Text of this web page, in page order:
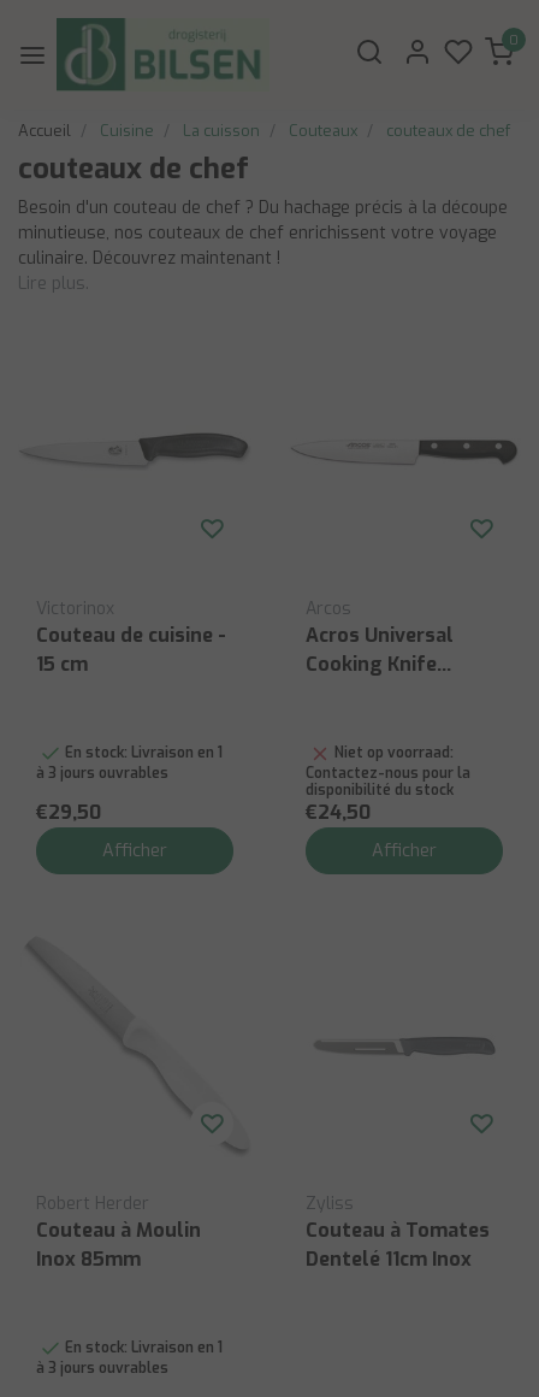
0
Accueil Cuisine La cuisson Couteaux couteaux de chef
couteaux de chef
Besoin d'un couteau de chef ? Du hachage précis à la découpe
minutieuse, nos couteaux de chef enrichissent votre voyage
culinaire. Découvrez maintenant !
Lire plus.
Victorinox
Couteau de cuisine -
15 cm
En stock: Livraison en 1
à 3 jours ouvrables
€29,50
Afficher
Arcos
Acros Universal
Cooking Knife
Niet op voorraad:
Contactez-nous pour la
disponibilité du stock
€24,50
Afficher
Robert Herder
Couteau à Moulin
Inox 85mm
En stock: Livraison en 1
à 3 jours ouvrables
Zyliss
Couteau à Tomates
Dentelé 11cm Inox